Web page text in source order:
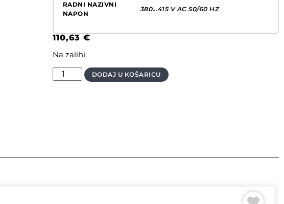
RADNI NAZIVNI
NAPON
380…415 V AC 50/60 HZ
110,63 €
Na zalihi
DODAJ U KOŠARICU